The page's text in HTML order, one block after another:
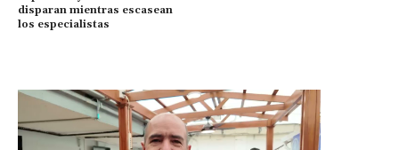
disparan mientras escasean
los especialistas